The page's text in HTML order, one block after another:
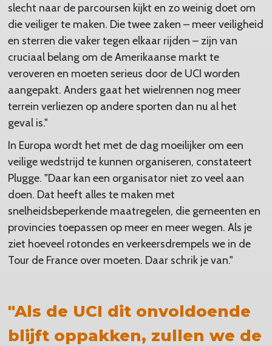
slecht naar de parcoursen kijkt en zo weinig doet om
die veiliger te maken. Die twee zaken – meer veiligheid
en sterren die vaker tegen elkaar rijden – zijn van
cruciaal belang om de Amerikaanse markt te
veroveren en moeten serieus door de UCI worden
aangepakt. Anders gaat het wielrennen nog meer
terrein verliezen op andere sporten dan nu al het
geval is."
In Europa wordt het met de dag moeilijker om een
veilige wedstrijd te kunnen organiseren, constateert
Plugge. "Daar kan een organisator niet zo veel aan
doen. Dat heeft alles te maken met
snelheidsbeperkende maatregelen, die gemeenten en
provincies toepassen op meer en meer wegen. Als je
ziet hoeveel rotondes en verkeersdrempels we in de
Tour de France over moeten. Daar schrik je van."
"Als de UCI dit onvoldoende
blijft oppakken, zullen we de